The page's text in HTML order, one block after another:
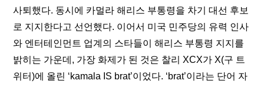
사퇴했다. 동시에 카멀라 해리스 부통령을 차기 대선 후보
로 지지한다고 선언했다. 이어서 미국 민주당의 유력 인사
와 엔터테인먼트 업계의 스타들이 해리스 부통령 지지를
밝히는 가운데, 가장 화제가 된 것은 찰리 XCX가 X(구 트
위터)에 올린 ‘kamala IS brat’이었다. ‘brat’이라는 단어 자